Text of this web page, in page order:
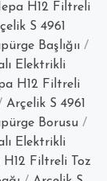
H12 Filtreli
S 4961
Başlığıı /
Elektrikli
H12 Filtreli
Arçelik S 4961
Borusu /
Elektrikli
H12 Filtreli Toz